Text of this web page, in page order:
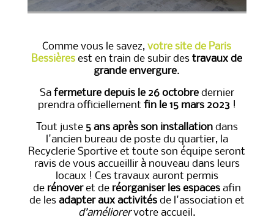
Comme vous le savez,votre site de Paris
Bessièresest en train de subir des travaux de
grande envergure.
Safermeture depuis le 26 octobre dernier
prendra officiellement fin le 15 mars 2023!
Tout juste 5 ans après son installation dans
l'ancien bureau de poste du quartier, la
Recyclerie Sportive et toute son équipe seront
ravis de vous accueillir à nouveau dans leurs
locaux ! Ces travaux auront permis
de rénoveret de réorganiser les espacesafin
de les adapter aux activitésde l'association et
d’améliorervotre accueil.